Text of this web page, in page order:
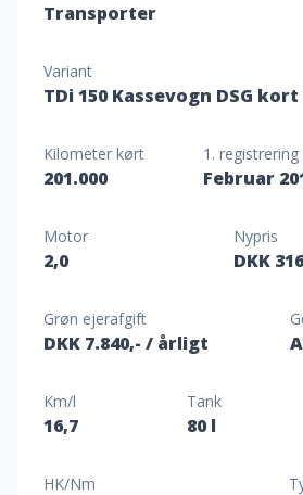
Transporter
Variant
TDi 150 Kassevogn DSG kort
Kilometer kørt
201.000
1. registrering
Februar
Motor
2,0
Nypris
DKK
Grøn ejerafgift
DKK 7.840,- / årligt
Km/l
16,7
Tank
80 l
HK/Nm